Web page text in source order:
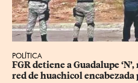
POLÍTICA
FGR detiene a Guadalupe
red de huachicol